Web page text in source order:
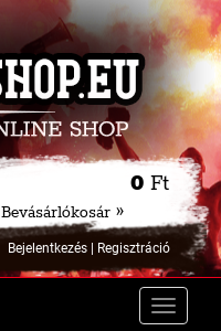
0 Ft
Bevásárlókosár »
Bejelentkezés| Regisztráció
Toggle